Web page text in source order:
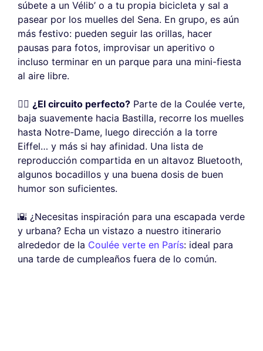
súbete a un Vélib’ o a tu propia bicicleta y sal a
pasear por los muelles del Sena. En grupo, es aún
más festivo: pueden seguir las orillas, hacer
pausas para fotos, improvisar un aperitivo o
incluso terminar en un parque para una mini-fiesta
al aire libre.
🚴‍♀️ ¿El circuito perfecto? Parte de la Coulée verte,
baja suavemente hacia Bastilla, recorre los muelles
hasta Notre-Dame, luego dirección a la torre
Eiffel… y más si hay afinidad. Una lista de
reproducción compartida en un altavoz Bluetooth,
algunos bocadillos y una buena dosis de buen
humor son suficientes.
🌇 ¿Necesitas inspiración para una escapada verde
y urbana? Echa un vistazo a nuestro itinerario
alrededor de la Coulée verte en París: ideal para
una tarde de cumpleaños fuera de lo común.